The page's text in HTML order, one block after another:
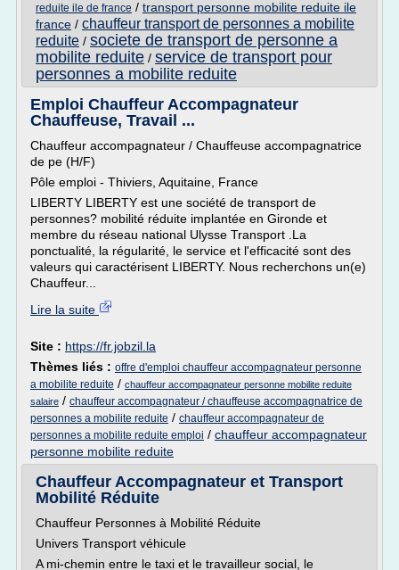
reduite ile de france / transport personne mobilite reduite ile
france / chauffeur transport de personnes a mobilite
reduite / societe de transport de personne a
mobilite reduite / service de transport pour
personnes a mobilite reduite
Emploi Chauffeur Accompagnateur
Chauffeuse, Travail ...
Chauffeur accompagnateur / Chauffeuse accompagnatrice
de pe (H/F)
Pôle emploi - Thiviers, Aquitaine, France
LIBERTY LIBERTY est une société de transport de
personnes? mobilité réduite implantée en Gironde et
membre du réseau national Ulysse Transport .La
ponctualité, la régularité, le service et l'efficacité sont des
valeurs qui caractérisent LIBERTY. Nous recherchons un(e)
Chauffeur...
Lire la suite
Site : https://fr.jobzil.la
Thèmes liés : offre d'emploi chauffeur accompagnateur personne
a mobilite reduite / chauffeur accompagnateur personne mobilite reduite
salaire / chauffeur accompagnateur / chauffeuse accompagnatrice de
personnes a mobilite reduite / chauffeur accompagnateur de
personnes a mobilite reduite emploi / chauffeur accompagnateur
personne mobilite reduite
Chauffeur Accompagnateur et Transport
Mobilité Réduite
Chauffeur Personnes à Mobilité Réduite
Univers Transport véhicule
A mi-chemin entre le taxi et le travailleur social, le